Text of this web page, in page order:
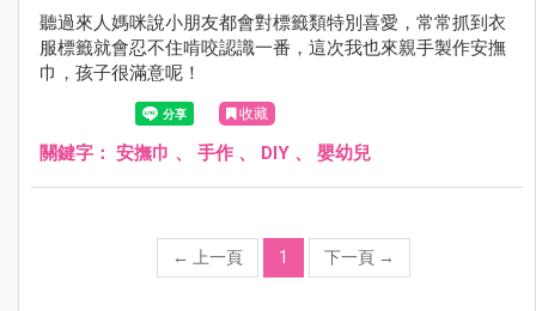
聽過來人媽咪說小朋友都會對標籤類特別喜愛，常常抓到衣
服標籤就會忍不住啃咬認識一番，這次我也來親手製作安撫
巾，孩子很滿意呢！
收藏
關鍵字： 安撫巾 、 手作 、 DIY 、 嬰幼兒
← 上一頁 1 下一頁 →